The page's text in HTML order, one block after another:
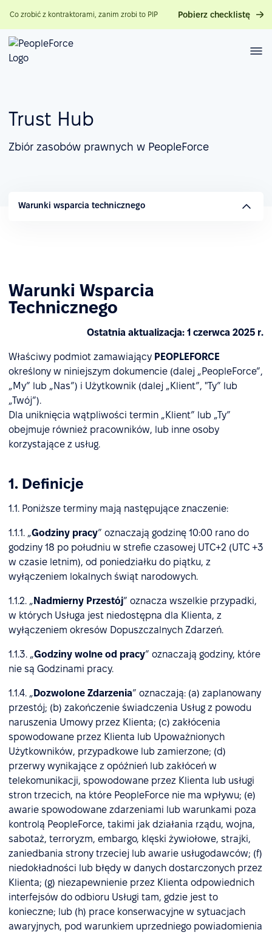
Co zrobić z kontraktorami, zanim zrobi to PIP Pobierz checklistę
Trust Hub
Zbiór zasobów prawnych w PeopleForce
Warunki wsparcia technicznego
Warunki Wsparcia
Technicznego
Ostatnia aktualizacja: 1 czerwca 2025 r.
Właściwy podmiot zamawiający PEOPLEFORCE
określony w niniejszym dokumencie (dalej „PeopleForce”,
„My” lub „Nas”) i Użytkownik (dalej „Klient”, "Ty” lub
„Twój”).
Dla uniknięcia wątpliwości termin „Klient” lub „Ty”
obejmuje również pracowników, lub inne osoby
korzystające z usług.
1. Definicje
1.1. Poniższe terminy mają następujące znaczenie:
1.1.1. „Godziny pracy” oznaczają godzinę 10:00 rano do
godziny 18 po południu w strefie czasowej UTC+2 (UTC +3
w czasie letnim), od poniedziałku do piątku, z
wyłączeniem lokalnych świąt narodowych.
1.1.2. „ Nadmierny Przestój” oznacza wszelkie przypadki,
w których Usługa jest niedostępna dla Klienta, z
wyłączeniem okresów Dopuszczalnych Zdarzeń.
1.1.3. „Godziny wolne od pracy” oznaczają godziny, które
nie są Godzinami pracy.
1.1.4. „ Dozwolone Zdarzenia” oznaczają: (a) zaplanowany
przestój; (b) zakończenie świadczenia Usług z powodu
naruszenia Umowy przez Klienta; (c) zakłócenia
spowodowane przez Klienta lub Upoważnionych
Użytkowników, przypadkowe lub zamierzone; (d)
przerwy wynikające z opóźnień lub zakłóceń w
telekomunikacji, spowodowane przez Klienta lub usługi
stron trzecich, na które PeopleForce nie ma wpływu; (e)
awarie spowodowane zdarzeniami lub warunkami poza
kontrolą PeopleForce, takimi jak działania rządu, wojna,
sabotaż, terroryzm, embargo, klęski żywiołowe, strajki,
zaniedbania strony trzeciej lub awarie usługodawców; (f)
niedokładności lub błędy w danych dostarczonych przez
Klienta; (g) niezapewnienie przez Klienta odpowiednich
interfejsów do odbioru Usługi tam, gdzie jest to
konieczne; lub (h) prace konserwacyjne w sytuacjach
awaryjnych, pod warunkiem uprzedniego powiadomienia